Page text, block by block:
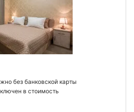
без банковской карты
в стоимость